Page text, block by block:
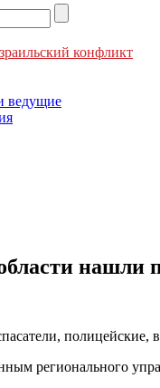
конфликт
ведущие
нашли
регионального